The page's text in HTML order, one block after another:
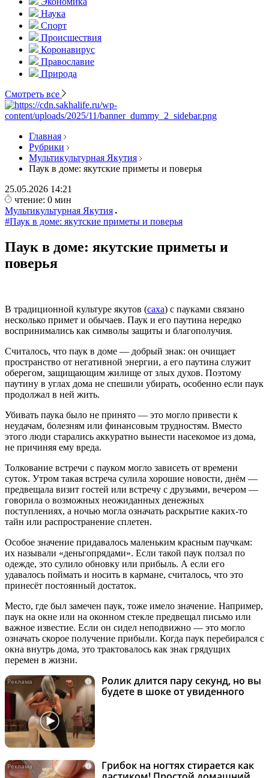
Наука
Спорт
Происшествия
Коронавирус
Православие
Природа
Смотреть все
Главная
Рубрики
Мультикультурная Якутия
Паук в доме: якутские приметы и поверья
25.05.2026 14:21
чтение: 0 мин
Мультикультурная Якутия
#Паук в доме: якутские приметы и поверья
Паук в доме: якутские приметы и
поверья
В традиционной культуре якутов (саха) с пауками связано
несколько примет и обычаев. Паук и его паутина нередко
воспринимались как символы защиты и благополучия.
Считалось, что паук в доме — добрый знак: он очищает
пространство от негативной энергии, а его паутина служит
оберегом, защищающим жилище от злых духов. Поэтому
паутину в углах дома не спешили убирать, особенно если паук
продолжал в ней жить.
Убивать паука было не принято — это могло привести к
неудачам, болезням или финансовым трудностям. Вместо
этого люди старались аккуратно вынести насекомое из дома,
не причиняя ему вреда.
Толкование встречи с пауком могло зависеть от времени
суток. Утром такая встреча сулила хорошие новости, днём —
предвещала визит гостей или встречу с друзьями, вечером —
говорила о возможных неожиданных денежных
поступлениях, а ночью могла означать раскрытие каких‑то
тайн или распространение сплетен.
Особое значение придавалось маленьким красным паучкам:
их называли «деньгопрядами». Если такой паук ползал по
одежде, это сулило обновку или прибыль. А если его
удавалось поймать и носить в кармане, считалось, что это
принесёт постоянный достаток.
Место, где был замечен паук, тоже имело значение. Например,
паук на окне или на оконном стекле предвещал письмо или
важное известие. Если он сидел неподвижно — это могло
означать скорое получение прибыли. Когда паук перебирался с
окна внутрь дома, это трактовалось как знак грядущих
перемен в жизни.
i
Ролик длится пару секунд, но вы
будете в шоке от увиденного
i
Грибок на ногтях стирается как